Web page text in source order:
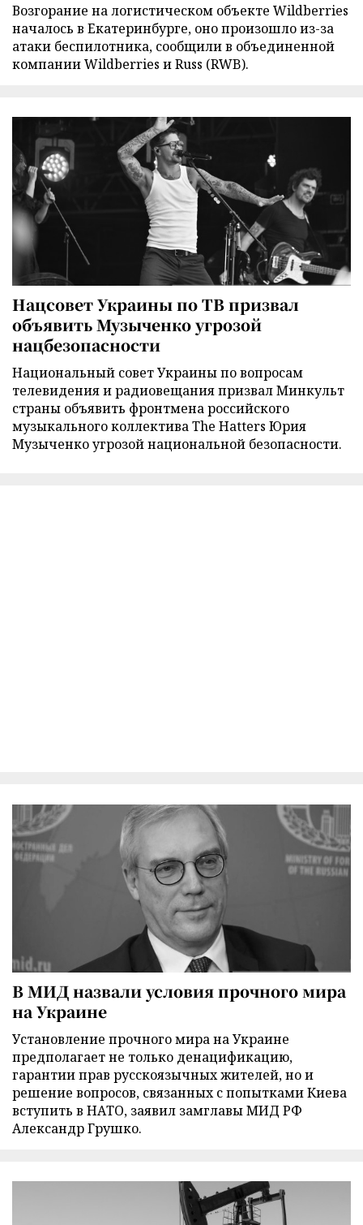
Возгорание на логистическом объекте Wildberries
началось в Екатеринбурге, оно произошло из-за
атаки беспилотника, сообщили в объединенной
компании Wildberries и Russ (RWB).
Нацсовет Украины по ТВ призвал
объявить Музыченко угрозой
нацбезопасности
Национальный совет Украины по вопросам
телевидения и радиовещания призвал Минкульт
страны объявить фронтмена российского
музыкального коллектива The Hatters Юрия
Музыченко угрозой национальной безопасности.
В МИД назвали условия прочного мира
на Украине
Установление прочного мира на Украине
предполагает не только денацификацию,
гарантии прав русскоязычных жителей, но и
решение вопросов, связанных с попытками Киева
вступить в НАТО, заявил замглавы МИД РФ
Александр Грушко.